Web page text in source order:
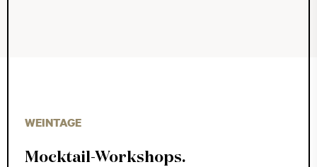
WEINTAGE
Mocktail-Workshops.